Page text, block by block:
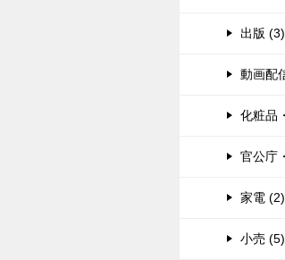
出版 (3)
動画配
化粧品
官公庁
家電 (2)
小売 (5)